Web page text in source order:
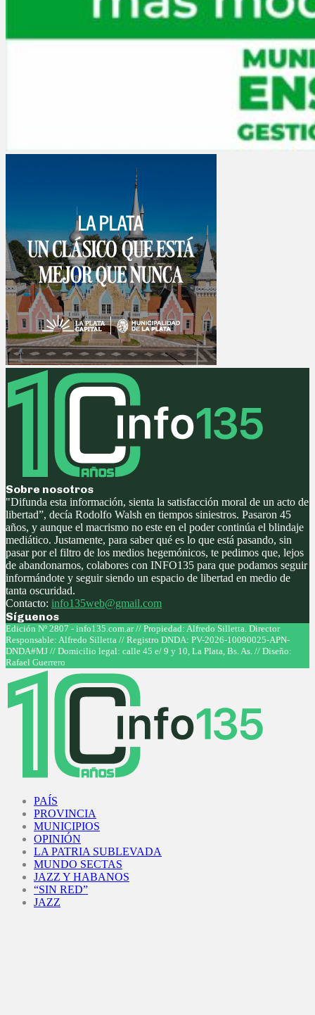
Sobre nosotros
"Difunda esta información, sienta la satisfacción moral de un acto de
libertad”, decía Rodolfo Walsh en tiempos siniestros. Pasaron 45
años, y aunque el macrismo no este en el poder continúa el blindaje
mediático. Justamente, para saber qué es lo que está pasando, sin
pasar por el filtro de los medios hegemónicos, te pedimos que, lejos
de abandonarnos, colabores con INFO135 para que podamos seguir
informándote y seguir siendo un espacio de libertad en medio de
tanta oscuridad.
Contacto: info135web@gmail.com
Síguenos
Facebook
Twitter
Instagram
Youtube
Edición Nº 2807 - info135.com.ar // Propiedad: Alfredo Silletta. Director
Responsable: Alfredo Silletta // Registro DNDA: PV-2026-10090025-APN-
DNDA#MJ // Domicilio legal: calle 45 e/ 9 y 10, La Plata, Bs. As. // Diseño:
Rafael Guerrero
PAÍS
PROVINCIA
MUNICIPIOS
OPINIÓN
LA PATRIA SUBLEVADA
MUNDO SECTAS
JAZZ Y HABANOS
“SIN RED”
JAZZ